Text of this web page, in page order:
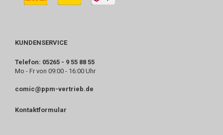
KUNDENSERVICE
Telefon: 05265 - 9 55 88 55
Mo - Fr von 09:00 - 16:00 Uhr
comic@ppm-vertrieb.de
Kontaktformular